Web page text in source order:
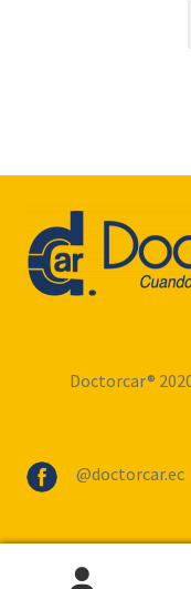
Doctorcar®
@doctorcar.ec